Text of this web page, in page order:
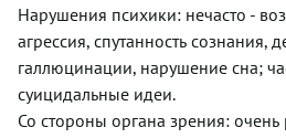
Нарушения психики: нечасто -
агрессия, спутанность сознания,
галлюцинации, нарушение сна;
суицидальные идеи.
Со стороны органа зрения: